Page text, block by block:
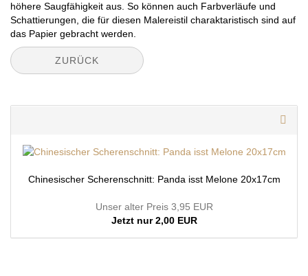
höhere Saugfähigkeit aus. So können auch Farbverläufe und
Schattierungen, die für diesen Malereistil charaktaristisch sind auf
das Papier gebracht werden.
ZURÜCK
Chinesischer Scherenschnitt: Panda isst Melone 20x17cm
Unser alter Preis 3,95 EUR
Jetzt nur 2,00 EUR